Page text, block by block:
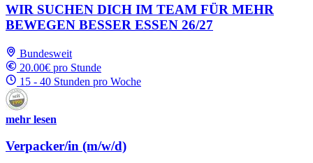
WIR SUCHEN DICH IM TEAM FÜR MEHR
BEWEGEN BESSER ESSEN 26/27
Bundesweit
20.00€ pro Stunde
15 - 40 Stunden pro Woche
mehr lesen
Verpacker/in (m/w/d)